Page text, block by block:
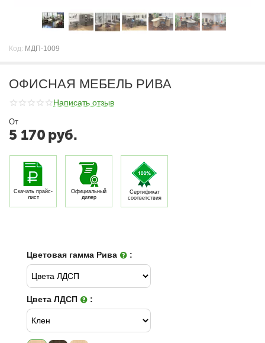
Код: МДП-1009
ОФИСНАЯ МЕБЕЛЬ РИВА
Написать отзыв
От
5 170 руб.
Скачать прайс-
лист
Официальный
дилер
Сертификат
соответствия
Цветовая гамма Рива :
Цвета ЛДСП :